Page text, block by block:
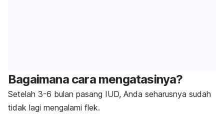
Bagaimana cara mengatasinya?
Setelah 3-6 bulan pasang IUD, Anda seharusnya sudah
tidak lagi mengalami flek.